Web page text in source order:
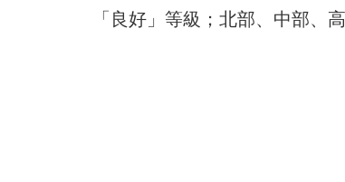
「良好」等級；北部、中部、